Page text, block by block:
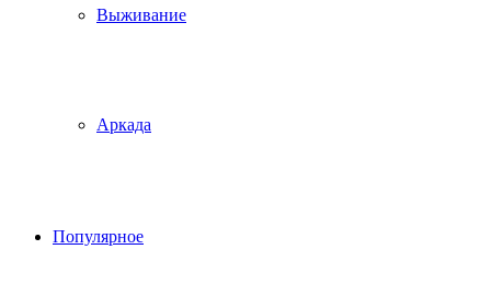
Выживание
Аркада
Популярное